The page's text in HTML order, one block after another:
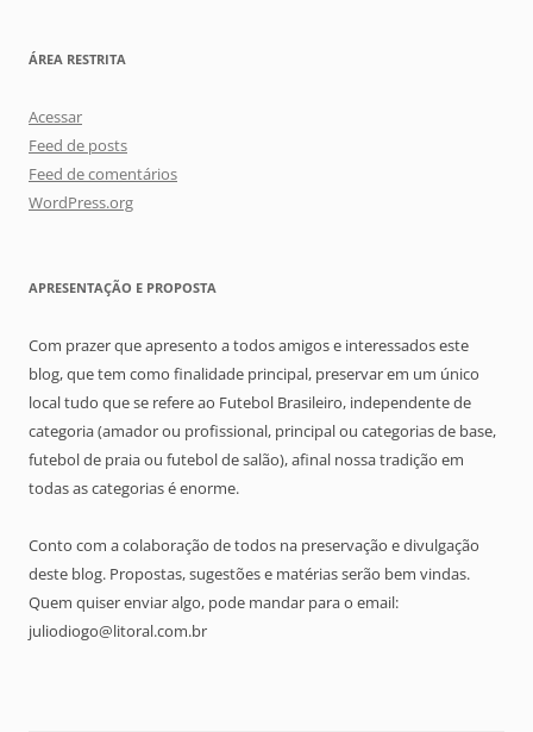
ÁREA RESTRITA
Acessar
Feed de posts
Feed de comentários
WordPress.org
APRESENTAÇÃO E PROPOSTA
Com prazer que apresento a todos amigos e interessados este
blog, que tem como finalidade principal, preservar em um único
local tudo que se refere ao Futebol Brasileiro, independente de
categoria (amador ou profissional, principal ou categorias de base,
futebol de praia ou futebol de salão), afinal nossa tradição em
todas as categorias é enorme.
Conto com a colaboração de todos na preservação e divulgação
deste blog. Propostas, sugestões e matérias serão bem vindas.
Quem quiser enviar algo, pode mandar para o email:
juliodiogo@litoral.com.br